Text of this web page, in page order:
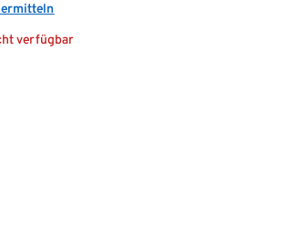
ermitteln
verfügbar